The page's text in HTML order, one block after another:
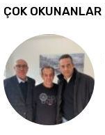
ÇOK OKUNANLAR